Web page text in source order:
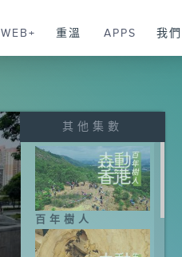
WEB+ 重溫 APPS 我們
其他集數
百年樹人